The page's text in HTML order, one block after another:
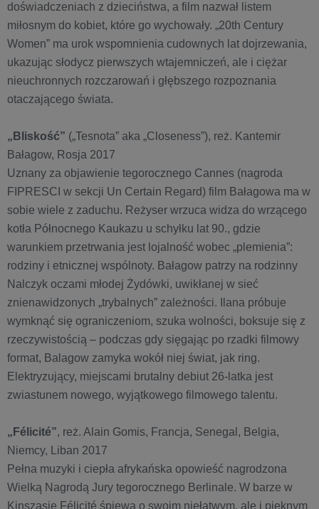
doświadczeniach z dzieciństwa, a film nazwał listem
miłosnym do kobiet, które go wychowały. „20th Century
Women” ma urok wspomnienia cudownych lat dojrzewania,
ukazując słodycz pierwszych wtajemniczeń, ale i ciężar
nieuchronnych rozczarowań i głębszego rozpoznania
otaczającego świata.
„Bliskość” („Tesnota” aka „Closeness”), reż. Kantemir
Bałagow, Rosja 2017
Uznany za objawienie tegorocznego Cannes (nagroda
FIPRESCI w sekcji Un Certain Regard) film Bałagowa ma w
sobie wiele z zaduchu. Reżyser wrzuca widza do wrzącego
kotła Północnego Kaukazu u schyłku lat 90., gdzie
warunkiem przetrwania jest lojalność wobec „plemienia”:
rodziny i etnicznej wspólnoty. Bałagow patrzy na rodzinny
Nalczyk oczami młodej Żydówki, uwikłanej w sieć
znienawidzonych „trybalnych” zależności. Ilana próbuje
wymknąć się ograniczeniom, szuka wolności, boksuje się z
rzeczywistością – podczas gdy sięgając po rzadki filmowy
format, Balagow zamyka wokół niej świat, jak ring.
Elektryzujący, miejscami brutalny debiut 26-latka jest
zwiastunem nowego, wyjątkowego filmowego talentu.
„Félicité”, reż. Alain Gomis, Francja, Senegal, Belgia,
Niemcy, Liban 2017
Pełna muzyki i ciepła afrykańska opowieść nagrodzona
Wielką Nagrodą Jury tegorocznego Berlinale. W barze w
Kinszasie Félicité śpiewa o swoim niełatwym, ale i pięknym